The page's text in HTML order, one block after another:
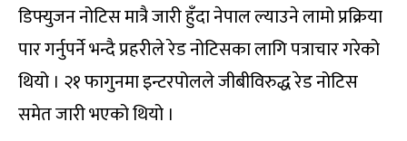
डिफ्युजन नोटिस मात्रै जारी हुँदा नेपाल ल्याउने लामो प्रक्रिया
पार गर्नुपर्ने भन्दै प्रहरीले रेड नोटिसका लागि पत्राचार गरेको
थियो । २१ फागुनमा इन्टरपोलले जीबीविरुद्ध रेड नोटिस
समेत जारी भएको थियो ।